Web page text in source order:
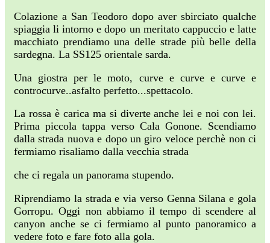
Colazione a San Teodoro dopo aver sbirciato qualche
spiaggia li intorno e dopo un meritato cappuccio e latte
macchiato prendiamo una delle strade più belle della
sardegna. La SS125 orientale sarda.
Una giostra per le moto, curve e curve e curve e
controcurve..asfalto perfetto...spettacolo.
La rossa è carica ma si diverte anche lei e noi con lei.
Prima piccola tappa verso Cala Gonone. Scendiamo
dalla strada nuova e dopo un giro veloce perchè non ci
fermiamo risaliamo dalla vecchia strada
che ci regala un panorama stupendo.
Riprendiamo la strada e via verso Genna Silana e gola
Gorropu. Oggi non abbiamo il tempo di scendere al
canyon anche se ci fermiamo al punto panoramico a
vedere foto e fare foto alla gola.